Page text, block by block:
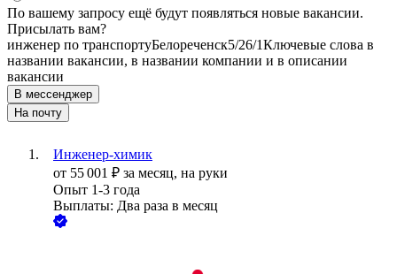
По вашему запросу ещё будут появляться новые вакансии.
Присылать вам?
инженер по транспортуБелореченск5/26/1Ключевые слова в
названии вакансии, в названии компании и в описании
вакансии
В мессенджер
На почту
Инженер-химик
от 55 001 ₽ за месяц, на руки
Опыт 1-3 года
Выплаты: Два раза в месяц